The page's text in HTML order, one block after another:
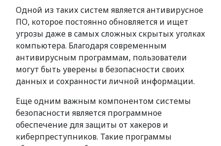
Одной из таких систем является антивирусное
ПО, которое постоянно обновляется и ищет
угрозы даже в самых сложных скрытых уголках
компьютера. Благодаря современным
антивирусным программам, пользователи
могут быть уверены в безопасности своих
данных и сохранности личной информации.
Еще одним важным компонентом системы
безопасности является программное
обеспечение для защиты от хакеров и
киберпреступников. Такие программы